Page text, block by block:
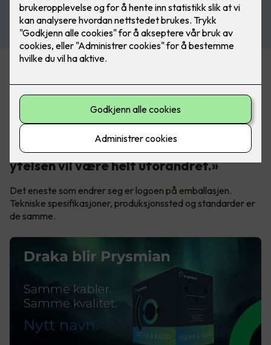
varemerkene under ett navn. Prysmian er tydelige på hva
det betyr i praksis:
«Bare navnet forandres, produktene er
de samme: Kvaliteten, funksjonene og
ytelsen vil være helt uforandret.»
Det eneste som endrer seg er logoen på emballasjen.
Tekniske spesifikasjoner, produksjonssted og standarder er
de samme.